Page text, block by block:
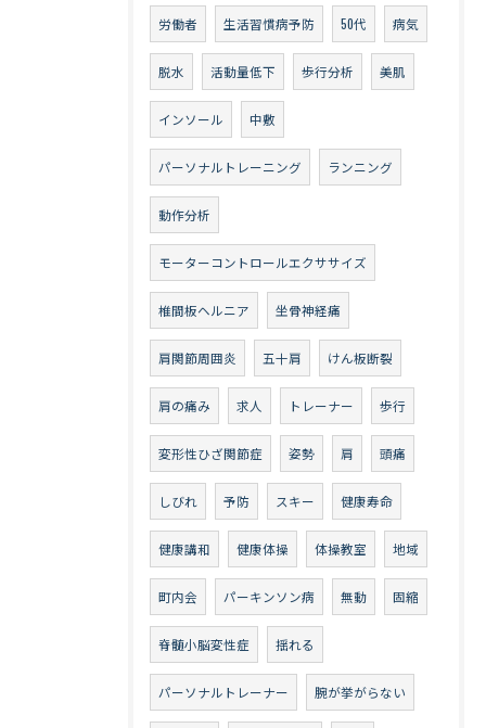
労働者 生活習慣病予防 50代 病気
脱水 活動量低下 歩行分析 美肌
インソール 中敷
パーソナルトレーニング ランニング
動作分析
モーターコントロールエクササイズ
椎間板ヘルニア 坐骨神経痛
肩関節周囲炎 五十肩 けん板断裂
肩の痛み 求人 トレーナー 歩行
変形性ひざ関節症 姿勢 肩 頭痛
しびれ 予防 スキー 健康寿命
健康講和 健康体操 体操教室 地域
町内会 パーキンソン病 無動 固縮
脊髄小脳変性症 揺れる
パーソナルトレーナー 腕が挙がらない